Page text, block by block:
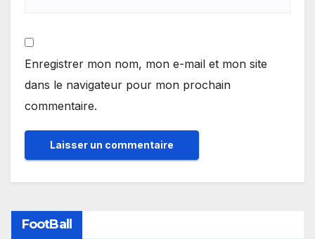
Enregistrer mon nom, mon e-mail et mon site
dans le navigateur pour mon prochain
commentaire.
FootBall